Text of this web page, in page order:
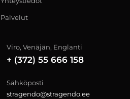
Palvelut
Viro, Venäjän, Englanti
+ (372) 55 666 158
Sähköposti
stragendo@stragendo.ee